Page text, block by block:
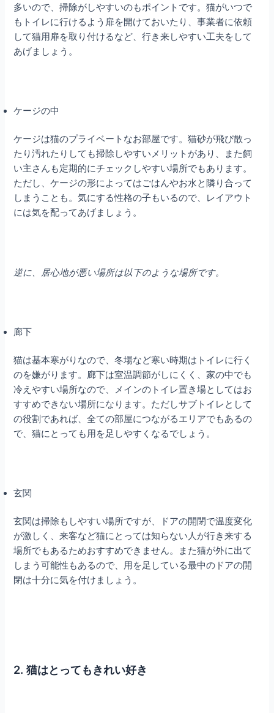
多いので、掃除がしやすいのもポイントです。猫がいつで
もトイレに行けるよう扉を開けておいたり、事業者に依頼
して猫用扉を取り付けるなど、行き来しやすい工夫をして
あげましょう。
ケージの中
ケージは猫のプライベートなお部屋です。猫砂が飛び散っ
たり汚れたりしても掃除しやすいメリットがあり、また飼
い主さんも定期的にチェックしやすい場所でもあります。
ただし、ケージの形によってはごはんやお水と隣り合って
しまうことも。気にする性格の子もいるので、レイアウト
には気を配ってあげましょう。
逆に、居心地が悪い場所は以下のような場所です。
廊下
猫は基本寒がりなので、冬場など寒い時期はトイレに行く
のを嫌がります。廊下は室温調節がしにくく、家の中でも
冷えやすい場所なので、メインのトイレ置き場としてはお
すすめできない場所になります。ただしサブトイレとして
の役割であれば、全ての部屋につながるエリアでもあるの
で、猫にとっても用を足しやすくなるでしょう。
玄関
玄関は掃除もしやすい場所ですが、ドアの開閉で温度変化
が激しく、来客など猫にとっては知らない人が行き来する
場所でもあるためおすすめできません。また猫が外に出て
しまう可能性もあるので、用を足している最中のドアの開
閉は十分に気を付けましょう。
2. 猫はとってもきれい好き